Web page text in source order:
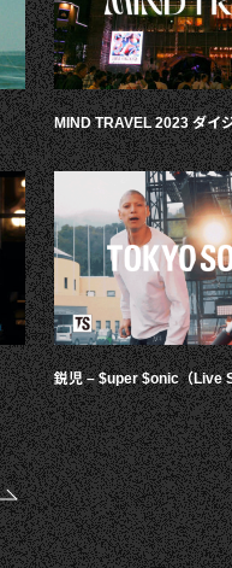
MIND TRAVEL 2023 ダイ
鋭児 – $uper $onic（Live